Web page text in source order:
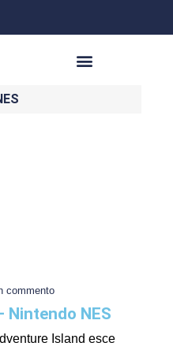
commento
NES
Island esce